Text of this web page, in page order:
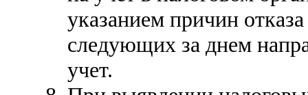
указанием причин
следующих за днем
учет.